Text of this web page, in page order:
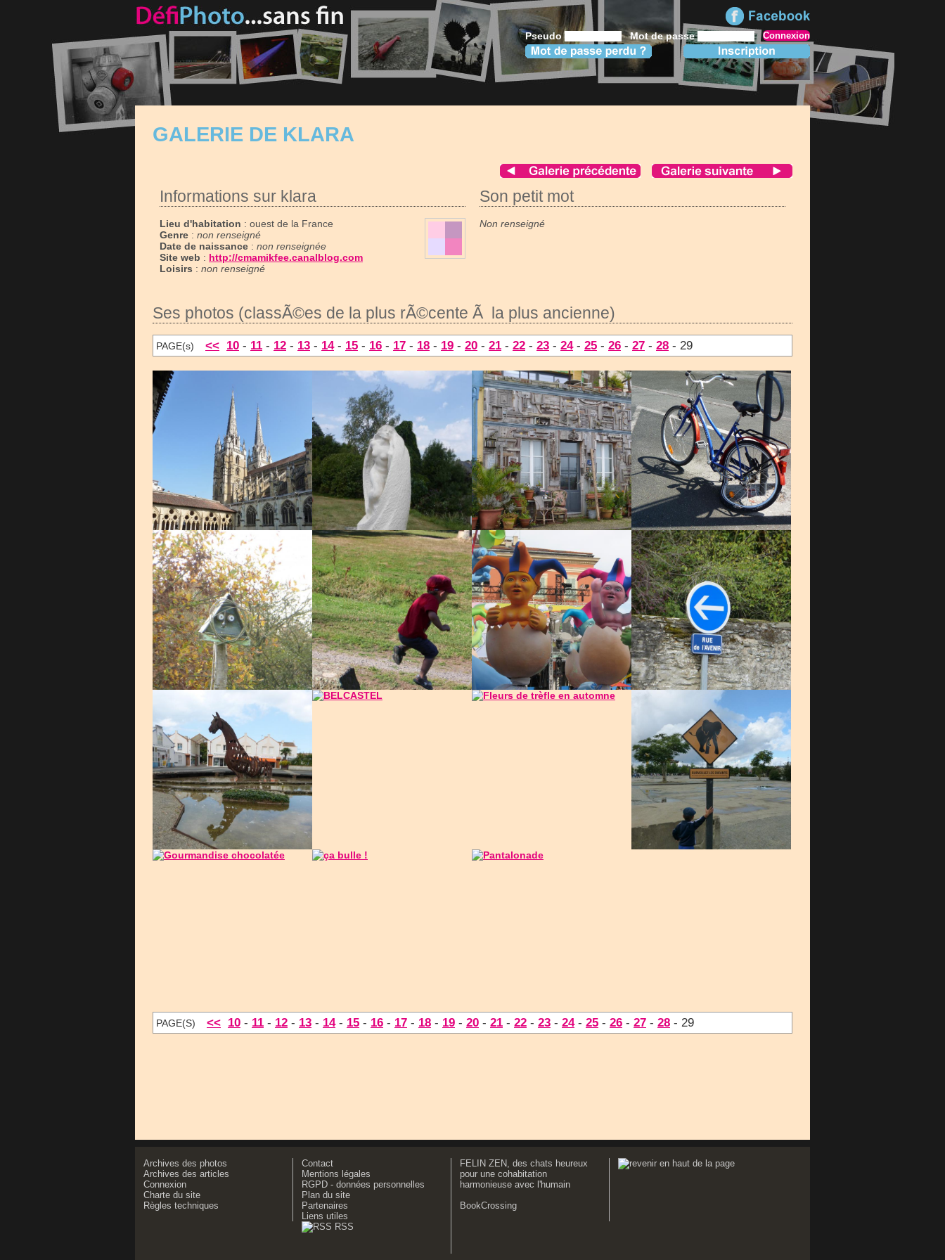
Pseudo Mot de passe
GALERIE DE KLARA
Informations sur klara
Lieu d'habitation : ouest de la France
Genre : non renseigné
Date de naissance : non renseignée
Site web : http://cmamikfee.canalblog.com
Loisirs : non renseigné
Son petit mot
Non renseigné
Ses photos (classÃ©es de la plus rÃ©cente Ã la plus ancienne)
PAGE(s) << 10 - 11 - 12 - 13 - 14- 15 - 16 - 17 - 18 - 19 - 20 - 21 - 22 - 23 - 24- 25 - 26 - 27 - 28 - 29
PAGE(S) << 10 - 11 - 12 - 13 - 14- 15 - 16 - 17 - 18 - 19 - 20 - 21 - 22 - 23 - 24- 25 - 26 - 27 - 28 - 29
Archives des photos
Archives des articles
Connexion
Charte du site
Règles techniques
Contact
Mentions légales
RGPD - données personnelles
Plan du site
Partenaires
Liens utiles
RSS
FELIN ZEN, des chats heureux
pour une cohabitation
harmonieuse avec l'humain
BookCrossing